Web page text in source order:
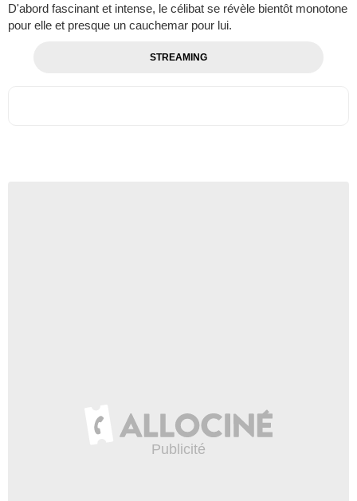
D'abord fascinant et intense, le célibat se révèle bientôt monotone
pour elle et presque un cauchemar pour lui.
STREAMING